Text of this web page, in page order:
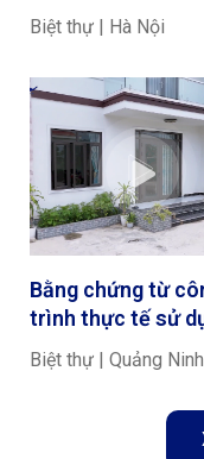
nhà ở tuyệt đẹp tại
Hòa, Hà Nội
Biệt thự | Hà Nội
Bằng chứng từ
trình thực tế sử
nhôm 4 năm tại
Ninh
Biệt thự | Quảng Ninh